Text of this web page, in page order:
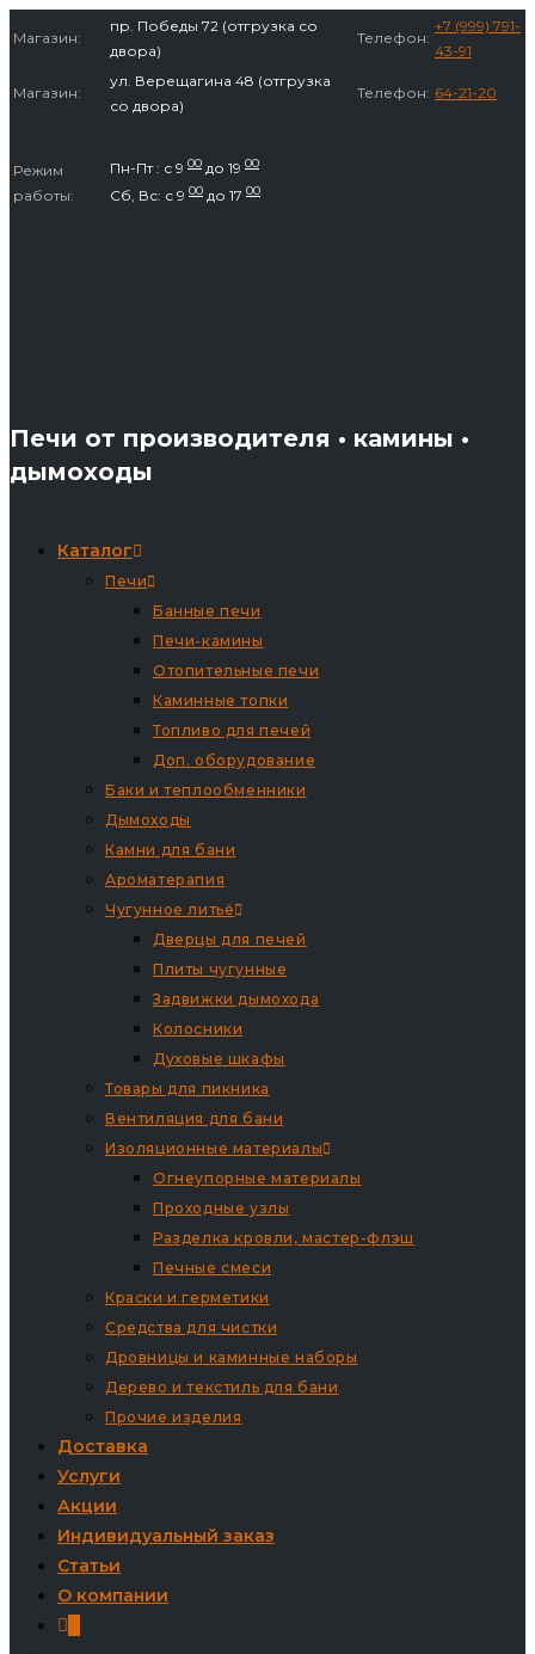
содержимому
Магазин:
пр. Победы 72 (отгрузка со
двора)
Телефон:
+7 (999) 791-
43-91
Магазин:
ул. Верещагина 48 (отгрузка
со двора)
Телефон: 64-21-20
Режим
работы:
Пн-Пт : с 9 00 до 19 00
Сб, Вс: с 9 00 до 17 00
Печи от производителя • камины •
дымоходы
Каталог
Печи
Банные печи
Печи-камины
Отопительные печи
Каминные топки
Топливо для печей
Доп. оборудование
Баки и теплообменники
Дымоходы
Камни для бани
Ароматерапия
Чугунное литьё
Дверцы для печей
Плиты чугунные
Задвижки дымохода
Колосники
Духовые шкафы
Товары для пикника
Вентиляция для бани
Изоляционные материалы
Огнеупорные материалы
Проходные узлы
Разделка кровли, мастер-флэш
Печные смеси
Краски и герметики
Средства для чистки
Дровницы и каминные наборы
Дерево и текстиль для бани
Прочие изделия
Доставка
Услуги
Акции
Индивидуальный заказ
Статьи
О компании